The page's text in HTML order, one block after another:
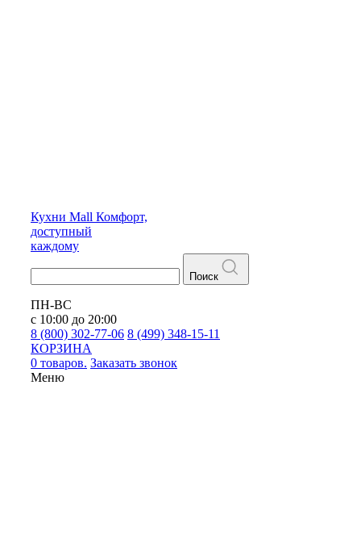
Кухни Mall Комфорт,
доступный
каждому
Поиск
ПН-ВС
с 10:00 до 20:00
8 (800) 302-77-06 8 (499) 348-15-11
КОРЗИНА
0 товаров. Заказать звонок
Меню